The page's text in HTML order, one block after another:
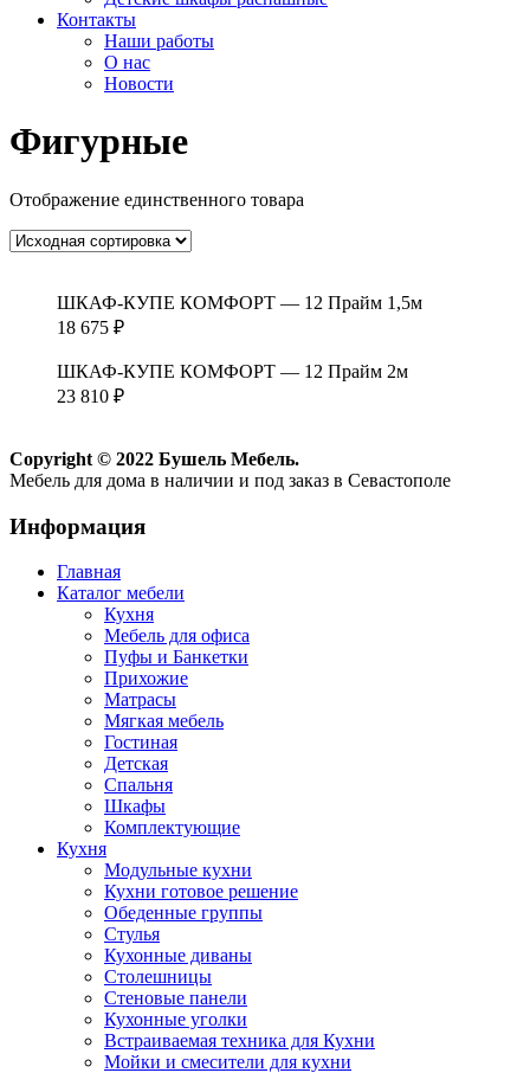
Контакты
Наши работы
О нас
Новости
Фигурные
Отображение единственного товара
ШКАФ-КУПЕ КОМФОРТ — 12 Прайм 1,5м
18 675 ₽
ШКАФ-КУПЕ КОМФОРТ — 12 Прайм 2м
23 810 ₽
Copyright © 2022 Бушель Мебель.
Мебель для дома в наличии и под заказ в Севастополе
Информация
Главная
Каталог мебели
Кухня
Мебель для офиса
Пуфы и Банкетки
Прихожие
Матрасы
Мягкая мебель
Гостиная
Детская
Спальня
Шкафы
Комплектующие
Кухня
Модульные кухни
Кухни готовое решение
Обеденные группы
Стулья
Кухонные диваны
Столешницы
Стеновые панели
Кухонные уголки
Встраиваемая техника для Кухни
Мойки и смесители для кухни